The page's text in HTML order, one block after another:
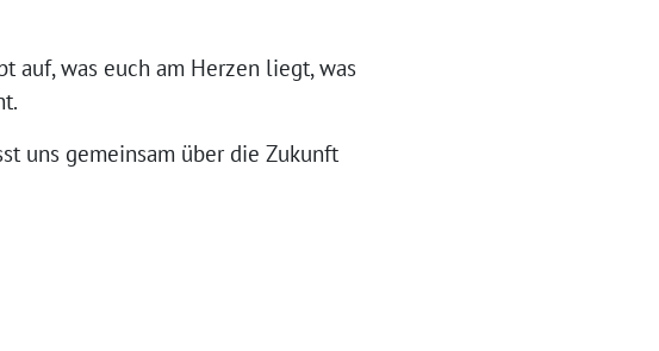
auf, was euch am Herzen liegt, was
uns gemeinsam über die Zukunft